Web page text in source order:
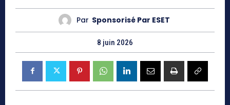
Par Sponsorisé Par ESET
8 juin 2026